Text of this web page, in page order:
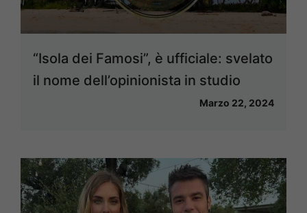
“Isola dei Famosi”, è ufficiale: svelato
il nome dell’opinionista in studio
Marzo 22, 2024